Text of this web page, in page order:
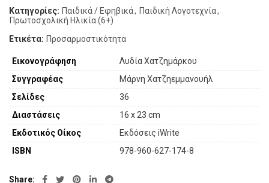
Κατηγορίες: Παιδικά / Εφηβικά, Παιδική Λογοτεχνία,
Πρωτοσχολική Ηλικία (6+)
Ετικέτα: Προσαρμοστικότητα
Εικονογράφηση
Λυδία Χατζημάρκου
Συγγραφέας
Μάρνη Χατζηεμμανουήλ
Σελίδες
36
Διαστάσεις
16 x 23 cm
Εκδοτικός Οίκος
Εκδόσεις iWrite
ISBN
978-960-627-174-8
Share